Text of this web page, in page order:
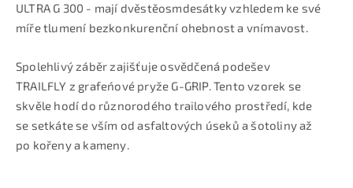
ULTRA G 300 - mají dvěstěosmdesátky vzhledem ke své
míře tlumení bezkonkurenční ohebnost a vnímavost.
Spolehlivý záběr zajišťuje osvědčená podešev
TRAILFLY z grafeńové pryže G-GRIP. Tento vzorek se
skvěle hodí do různorodého trailového prostředí, kde
se setkáte se vším od asfaltových úseků a šotoliny až
po kořeny a kameny.